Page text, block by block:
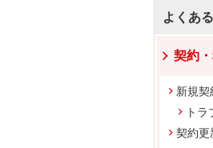
よくあ
契約
新規契
トラ
契約更